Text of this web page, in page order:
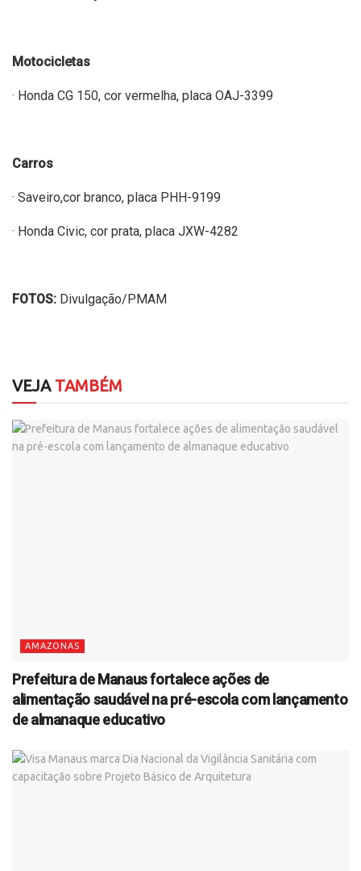
Motocicletas
· Honda CG 150, cor vermelha, placa OAJ-3399
Carros
· Saveiro,cor branco, placa PHH-9199
· Honda Civic, cor prata, placa JXW-4282
FOTOS: Divulgação/PMAM
VEJATAMBÉM
AMAZONAS
Prefeitura de Manaus fortalece ações de
alimentação saudável na pré-escola com lançamento
de almanaque educativo